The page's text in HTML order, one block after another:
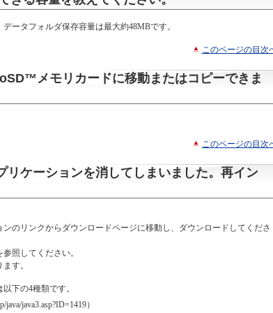
ータフォルダ保存容量は最大約48MBです。
このページの目次
メモリカードに移動またはコピーできま
このページの目次
リケーションを消してしまいました。再イン
のリンクからダウンロードページに移動し、ダウンロードしてくださ
参照してください。
す。
下の4種類です。
java3.asp?ID=1419）